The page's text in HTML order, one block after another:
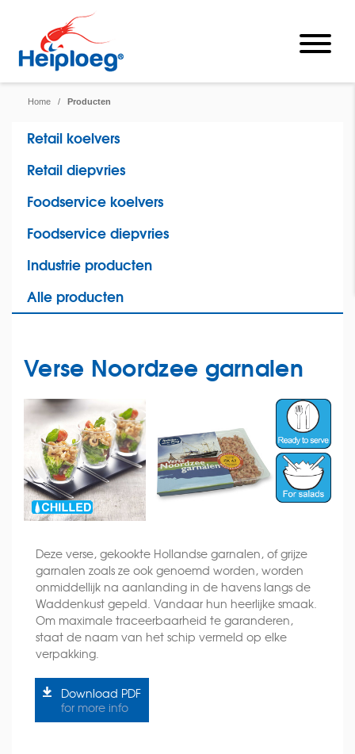
Home / Producten
Retail koelvers
Retail diepvries
Foodservice koelvers
Foodservice diepvries
Industrie producten
Alle producten
Verse Noordzee garnalen
Deze verse, gekookte Hollandse garnalen, of grijze
garnalen zoals ze ook genoemd worden, worden
onmiddellijk na aanlanding in de havens langs de
Waddenkust gepeld. Vandaar hun heerlijke smaak.
Om maximale traceerbaarheid te garanderen,
staat de naam van het schip vermeld op elke
verpakking.
Download PDF
for more info